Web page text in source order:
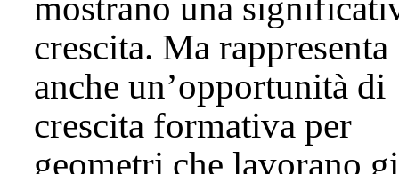
mostrano una
crescita. Ma rappresenta
anche un’opportunità di
crescita formativa per
geometri che lavorano